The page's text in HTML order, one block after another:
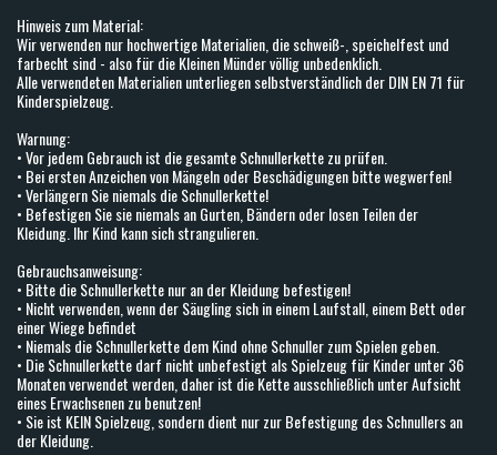
Hinweis zum Material:
Wir verwenden nur hochwertige Materialien, die schweiß-, speichelfest und
farbecht sind - also für die Kleinen Münder völlig unbedenklich.
Alle verwendeten Materialien unterliegen selbstverständlich der DIN EN 71 für
Kinderspielzeug.
Warnung:
• Vor jedem Gebrauch ist die gesamte Schnullerkette zu prüfen.
• Bei ersten Anzeichen von Mängeln oder Beschädigungen bitte wegwerfen!
• Verlängern Sie niemals die Schnullerkette!
• Befestigen Sie sie niemals an Gurten, Bändern oder losen Teilen der
Kleidung. Ihr Kind kann sich strangulieren.
Gebrauchsanweisung:
• Bitte die Schnullerkette nur an der Kleidung befestigen!
• Nicht verwenden, wenn der Säugling sich in einem Laufstall, einem Bett oder
einer Wiege befindet
• Niemals die Schnullerkette dem Kind ohne Schnuller zum Spielen geben.
• Die Schnullerkette darf nicht unbefestigt als Spielzeug für Kinder unter 36
Monaten verwendet werden, daher ist die Kette ausschließlich unter Aufsicht
eines Erwachsenen zu benutzen!
• Sie ist KEIN Spielzeug, sondern dient nur zur Befestigung des Schnullers an
der Kleidung.